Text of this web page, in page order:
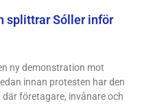
splittrar Sóller inför
ny demonstration mot
innan protesten har den
företagare, invånare och